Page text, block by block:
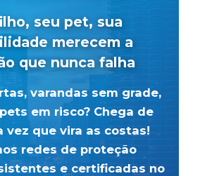
seu pet, sua
merecem a
que nunca falha
varandas sem grade,
em risco? Chega de
vez que vira as costas!
redes de proteção
e certificadas no